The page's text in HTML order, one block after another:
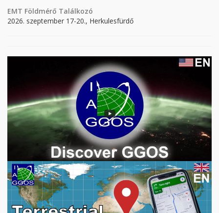
EMT Földmérő Találkozó
2026. szeptember 17-20., Herkulesfürdő